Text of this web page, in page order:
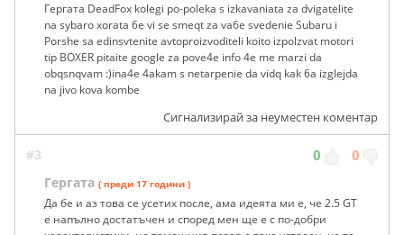
Гергата DeadFox kolegi po-poleka s izkavaniata za dvigatelite
na sybaro xorata 6e vi se smeqt za va6e svedenie Subaru i
Porshe sa edinsvtenite avtoproizvoditeli koito izpolzvat motori
tip BOXER pitaite google za pove4e info 4e me marzi da
obqsnqvam :)ina4e 4akam s netarpenie da vidq kak 6a izglejda
na jivo kova kombe
Сигнализирай за неуместен коментар
#3 0 0
Гергата ( преди 17 години )
Да бе и аз това се усетих после, ама идеята ми е, че 2.5 GT
е напълно достатъчен и според мен ще е с по-добри